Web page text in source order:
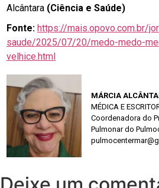
Alcântara (Ciência e Saúde)
Fonte: https://mais.opovo.com.br/
saude/2025/07/20/medo-medo-
velhice.html
MÁRCIA
MÉDICA E
Coordenadora do
Pulmonar do